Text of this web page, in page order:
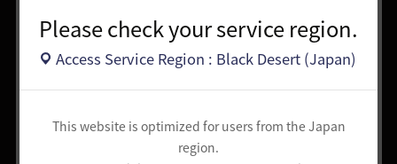
Please check your service region.
Access Service Region : Black Desert (Japan)
This website is optimized for users from the Japan
region.
魔法を使うフォガン
闇の精霊
[ボス]フォガン王子のティティウム
闇の精霊
狂信徒に偽装した兵士
闇の精霊
(Lv.27～28)